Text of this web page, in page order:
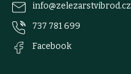
info@zelezarstvibrod.cz
737 781 699
Facebook